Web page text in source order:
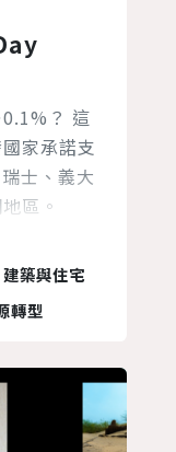
？ 這
家承諾支
士、義大
區。
金的同
在，科學
之間，有
建築與住宅
轉型